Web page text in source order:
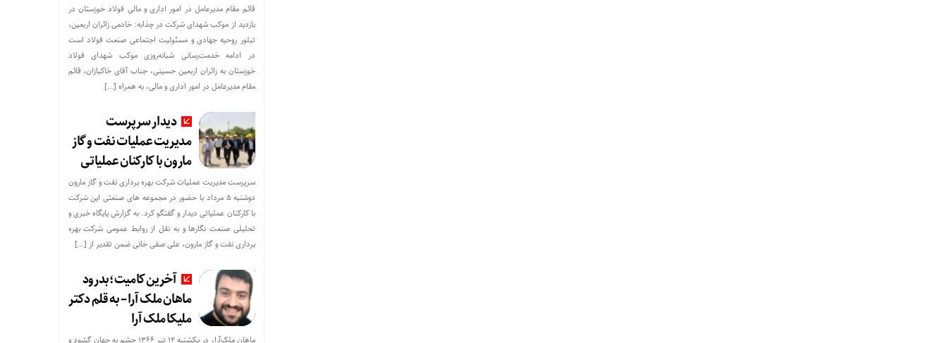
قائم مقام مدیرعامل در امور اداری و مالی فولاد خوزستان در
بازدید از موکب شهدای شرکت در چذابه: خادمی زائران اربعین،
تبلور روحیه جهادی و مسئولیت اجتماعی صنعت فولاد است
در ادامه خدمت‌رسانی شبانه‌روزی موکب شهدای فولاد
خوزستان به زائران اربعین حسینی، جناب آقای خاکبازان، قائم
مقام مدیرعامل در امور اداری و مالی، به همراه […]
دیدار سرپرست
مدیریت عملیات نفت و گاز
مارون با کارکنان عملیاتی
سرپرست مدیریت عملیات شرکت بهره برداری نفت و گاز مارون
دوشنبه ۵ مرداد با حضور در مجموعه های صنعتی این شرکت
با کارکنان عملیاتی دیدار و گفتگو کرد. به گزارش پایگاه خبری و
تحلیلی صنعت نگارها و به نقل از روابط عمومی شرکت بهره
برداری نفت و گاز مارون، علی صفی خانی ضمن تقدیر از […]
آخرین کامیت؛بدرود
ماهان ملک آرا – به قلم دکتر
ملیکا ملک آرا
ماهان ملک‌آرا، در یکشنبه ۱۴ تیر ۱۳۶۶ چشم به جهان گشود و